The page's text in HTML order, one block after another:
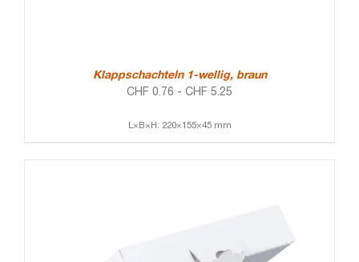
Klappschachteln 1-wellig, braun
CHF 0.76 - CHF 5.25
L×B×H: 220×155×45 mm